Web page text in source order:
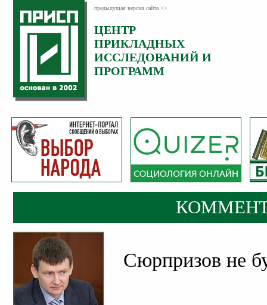
предыдущая версия сайта >>
ЦЕНТР
ПРИКЛАДНЫХ
ИССЛЕДОВАНИЙ И
ПРОГРАММ
Сюрпризов не
Категория:
Комментарии